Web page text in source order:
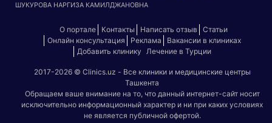
ШУКУРОВА НАРГИЗА КАМИЛДЖАНОВНА
О портале Контакты Написать отзыв
Статьи
Онлайн консультация
Реклама
Вакансии в клиниках
Добавить клинику
Лечение в Турции
2017-2026 © Clinics.uz - Все клиники и медицинские центры
Ташкента
Обращаем ваше внимание на то, что данный интернет-сайт носит
исключительно информационный характер и ни при каких условиях
не является публичной офертой.